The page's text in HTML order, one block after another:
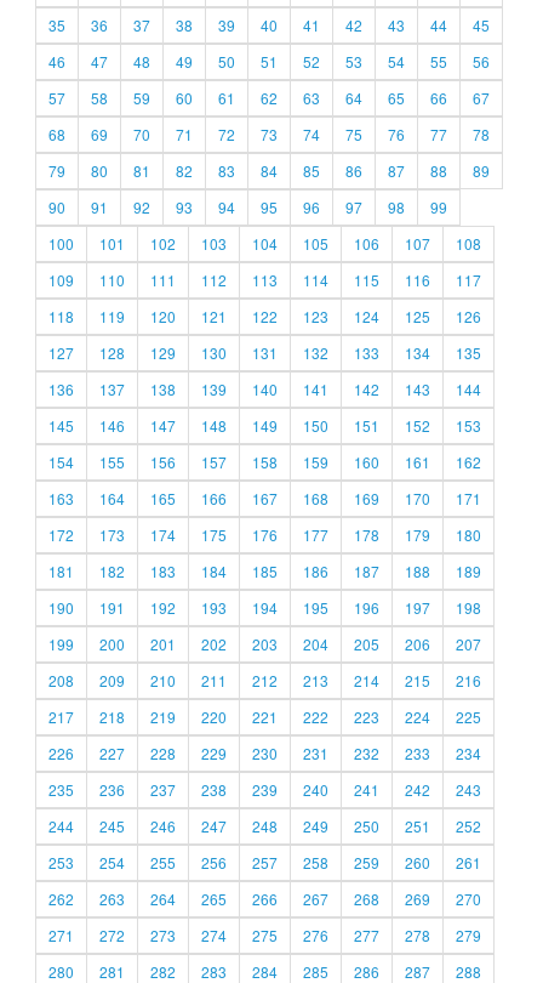
35
36 37 38 39 40 41 42 43 44
45
46
47 48 49 50 51 52 53 54 55
56
57
58 59 60 61 62 63 64 65 66
67
68
69 70 71 72 73 74 75 76 77
78
79
80 81 82 83 84 85 86 87 88
89
90
91 92 93 94 95 96 97 98
99
100
101 102 103 104 105 106 107
108
109
110 111 112 113 114 115 116
117
118
119 120 121 122 123 124 125
126
127
128 129 130 131 132 133 134
135
136
137 138 139 140 141 142 143
144
145
146 147 148 149 150 151 152
153
154
155 156 157 158 159 160 161
162
163
164 165 166 167 168 169 170
171
172
173 174 175 176 177 178 179
180
181
182 183 184 185 186 187 188
189
190
191 192 193 194 195 196 197
198
199
200 201 202 203 204 205 206
207
208
209 210 211 212 213 214 215
216
217
218 219 220 221 222 223 224
225
226
227 228 229 230 231 232 233
234
235
236 237 238 239 240 241 242
243
244
245 246 247 248 249 250 251
252
253
254 255 256 257 258 259 260
261
262
263 264 265 266 267 268 269
270
271
272 273 274 275 276 277 278
279
280
281 282 283 284 285 286 287 288